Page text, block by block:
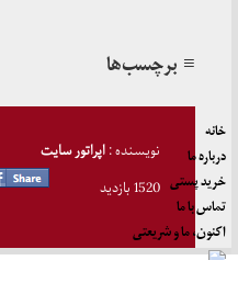
≡ برچسب‌ها
نویسنده :اپراتور سایت
1520 بازدید
خانه
درباره ما
خرید پستی
تماس با ما
اکنون، ما و شریعتی